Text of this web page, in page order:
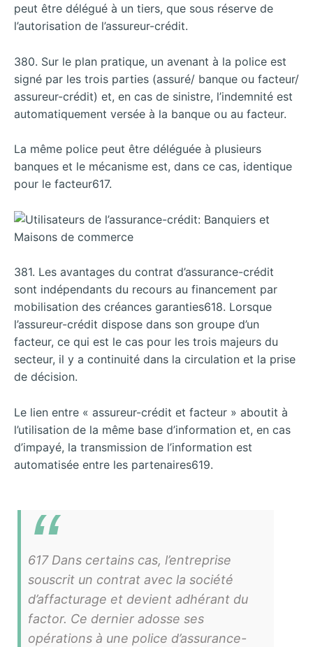
peut être délégué à un tiers, que sous réserve de
l’autorisation de l’assureur-crédit.
380. Sur le plan pratique, un avenant à la police est
signé par les trois parties (assuré/ banque ou facteur/
assureur-crédit) et, en cas de sinistre, l’indemnité est
automatiquement versée à la banque ou au facteur.
La même police peut être déléguée à plusieurs
banques et le mécanisme est, dans ce cas, identique
pour le facteur617.
381. Les avantages du contrat d’assurance-crédit
sont indépendants du recours au financement par
mobilisation des créances garanties618. Lorsque
l’assureur-crédit dispose dans son groupe d’un
facteur, ce qui est le cas pour les trois majeurs du
secteur, il y a continuité dans la circulation et la prise
de décision.
Le lien entre « assureur-crédit et facteur » aboutit à
l’utilisation de la même base d’information et, en cas
d’impayé, la transmission de l’information est
automatisée entre les partenaires619.
617 Dans certains cas, l’entreprise
souscrit un contrat avec la société
d’affacturage et devient adhérant du
factor. Ce dernier adosse ses
opérations à une police d’assurance-